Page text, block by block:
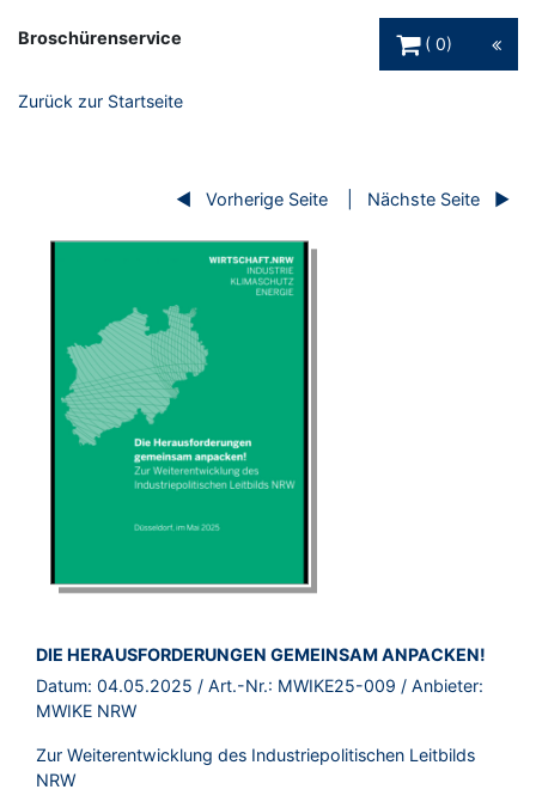
Broschürenservice
0
Zurück zur Startseite
Vorherige Seite Nächste Seite
BROSCHÜRE:
DIE HERAUSFORDERUNGEN GEMEINSAM ANPACKEN!
Datum: 04.05.2025 / Art.-Nr.: MWIKE25-009 / Anbieter:
MWIKE NRW
Zur Weiterentwicklung des Industriepolitischen Leitbilds
NRW